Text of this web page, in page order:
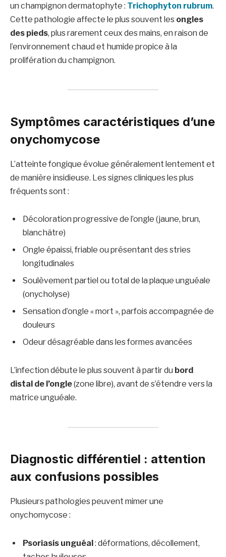
un champignon dermatophyte : Trichophyton rubrum.
Cette pathologie affecte le plus souvent les ongles
des pieds, plus rarement ceux des mains, en raison de
l’environnement chaud et humide propice à la
prolifération du champignon.
Symptômes caractéristiques d’une
onychomycose
L’atteinte fongique évolue généralement lentement et
de manière insidieuse. Les signes cliniques les plus
fréquents sont :
Décoloration progressive de l’ongle (jaune, brun,
blanchâtre)
Ongle épaissi, friable ou présentant des stries
longitudinales
Soulèvement partiel ou total de la plaque unguéale
(onycholyse)
Sensation d’ongle « mort », parfois accompagnée de
douleurs
Odeur désagréable dans les formes avancées
L’infection débute le plus souvent à partir du bord
distal de l’ongle(zone libre), avant de s’étendre vers la
matrice unguéale.
Diagnostic différentiel : attention
aux confusions possibles
Plusieurs pathologies peuvent mimer une
onychomycose :
Psoriasis unguéal: déformations, décollement,